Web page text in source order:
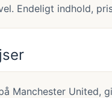
Endeligt indhold,
Manchester United,